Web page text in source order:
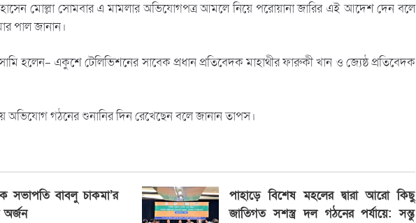
মোল্লা সোমবার এ মামলার অভিযোগপত্র আমলে নিয়ে পরোয়ানা জারির এই আদেশ দেন বলে
পাল জানান।
হলেন- একুশে টেলিভিশনের সাবেক প্রধান প্রতিবেদক মাহাথীর ফারুকী খান ও জ্যেষ্ঠ প্রতিবেদক
অভিযোগ গঠনের শুনানির দিন রেখেছেন বলে জানান তাপস।
সভাপতি বাবলু চাকমা’র
অর্জন
পাহাড়ে বিশেষ মহলের দ্বারা আরো কিছু
জাতিগত সশস্ত্র দল গঠনের পর্যায়ে: সন্তু